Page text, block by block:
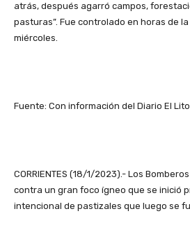
atrás, después agarró campos,
pasturas”. Fue controlado en horas de
miércoles.
Fuente: Con información del Diario El
CORRIENTES (18/1/2023).- Los
contra un gran foco ígneo que se inició
intencional de pastizales que luego se